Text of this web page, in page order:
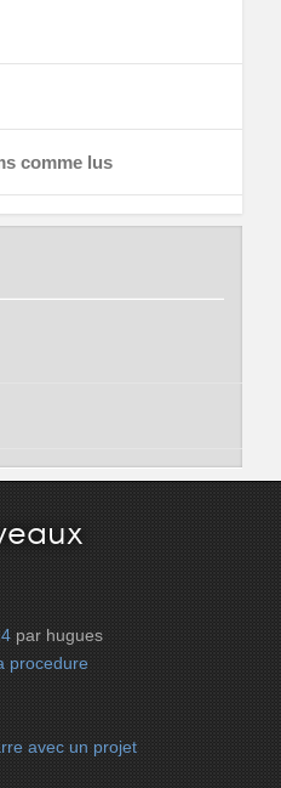
comme lus
par hugues
procedure
avec un projet